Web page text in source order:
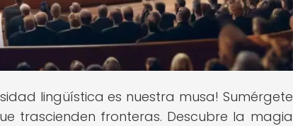
lingüística es nuestra musa! Sumérgete
trascienden fronteras. Descubre la magia